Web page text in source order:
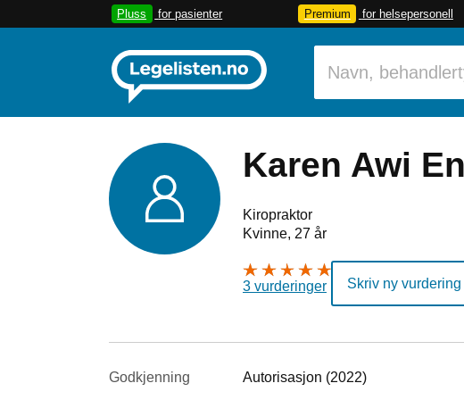
Pluss for pasienter Premium for helsepersonell
Karen Awi
Kiropraktor
Kvinne, 27 år
3 vurderinger Skriv ny vurdering
Godkjenning Autorisasjon (2022)